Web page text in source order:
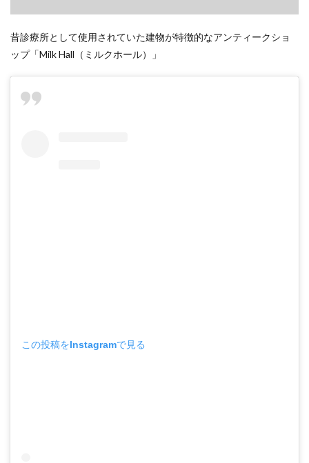
昔診療所として使用されていた建物が特徴的なアンティークショ
ップ「Milk Hall（ミルクホール）」
この投稿をInstagramで見る